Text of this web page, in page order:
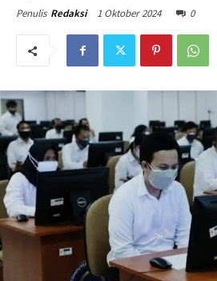
Penulis Redaksi 1 Oktober 2024 0